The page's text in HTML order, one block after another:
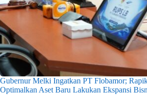
Gubernur Melki Ingatkan PT Flobamor;
Optimalkan Aset Baru Lakukan Ekspansi